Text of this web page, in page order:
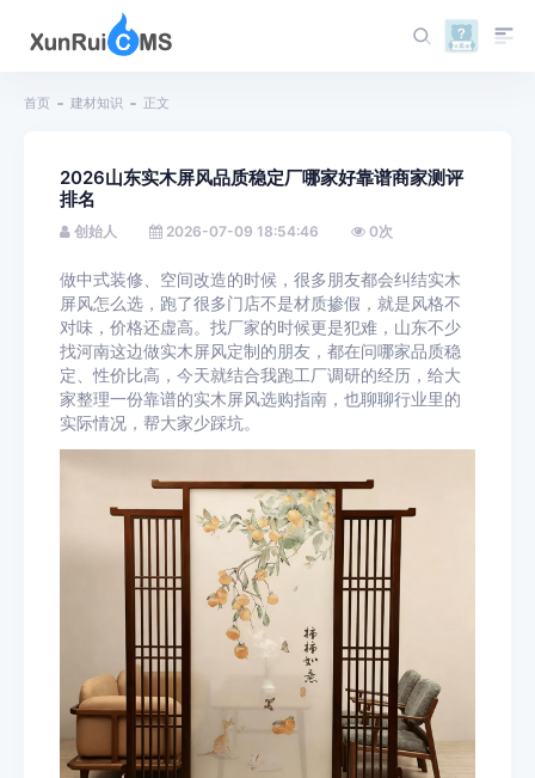
首页 建材知识 正文
2026山东实木屏风品质稳定厂哪家好靠谱商家测评
排名
创始人 2026-07-09 18:54:46 0次
做中式装修、空间改造的时候，很多朋友都会纠结实木
屏风怎么选，跑了很多门店不是材质掺假，就是风格不
对味，价格还虚高。找厂家的时候更是犯难，山东不少
找河南这边做实木屏风定制的朋友，都在问哪家品质稳
定、性价比高，今天就结合我跑工厂调研的经历，给大
家整理一份靠谱的实木屏风选购指南，也聊聊行业里的
实际情况，帮大家少踩坑。